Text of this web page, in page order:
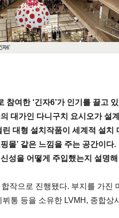
참여한 ‘긴자6’가 인기를 끌고
대가인 다니구치 요시오가 설
대형 설치작품이 세계적 설치
핑몰’ 같은 느낌을 주는 공간이다.
성을 어떻게 주입했는지 설명
작으로 진행됐다. 부지를 가진
통 등을 소유한 LVMH, 종합상